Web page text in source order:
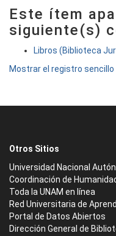
Este ítem
siguiente(s)
Libros (Biblioteca
Mostrar el registro sencillo
Otros Sitios
Universidad Nacional
Coordinación de
Toda la UNAM en línea
Red Universitaria de
Portal de Datos Abiertos
Dirección General de